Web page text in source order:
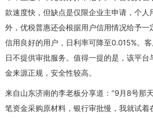
款速度快，但缺点是仅限企业主申请，个人
外，优税普惠还会根据用户信用情况给予一
信用良好的用户，日利率可降至0.015%。
日不提供审批服务。值得一提的是，该平台
金来源正规，安全性较高。
来自山东济南的李老板分享道：“9月8号那
笔资金采购原材料，银行审批慢，我就试